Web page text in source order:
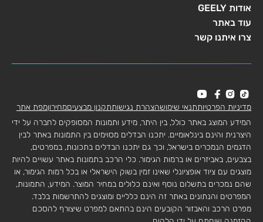
אודות GEELY
עוד באתר
צרו איתנו קשר
מדיניות הפרטיותתנאי שימושהצהרת נגישותתקנון מבצעיםמחירוןמפת אתר
המידע המוצג באתר כולל, בין היתר, מידע ותמונות המסופקים לחברה על ידי
היצרנית והינם בינלאומיים. יתכנו הבדלים מסוימים בין התמונות באתר לבין
הדגמים הנמכרים בישראל, וכך גם יתכנו הבדלים בתכונות, במפרטים,
בצבעים, באביזרים או ברמות הגימור. כלי הרכב בתמונות באתר עשויים להיות
מוצגים עם ציוד אופציונלי שאינו זמין בשוק הישראלי או בכל רמות הגימור, או
שהם נמכרים בתשלום נוסף ואינם כלולים במחיר המוצר. המידע, התמונות,
המפרטים והנתונים באתר זה הינם כלליים ומוצגים להתרשמות בלבד.
מפרט הרכב והאבזור הקובעים הינם בהתאם למפרט שיצורף להסכם